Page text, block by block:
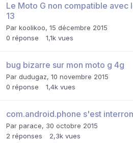
Le Moto G non compatible avec
13
Par koolikoo, 15 décembre 2015
0 réponse 1,1k vues
bug bizarre sur mon moto g 4g
Par dudugaz, 10 novembre 2015
0 réponse 1,4k vues
com.android.phone s'est
Par parace, 30 octobre 2015
2 réponses 2,3k vues